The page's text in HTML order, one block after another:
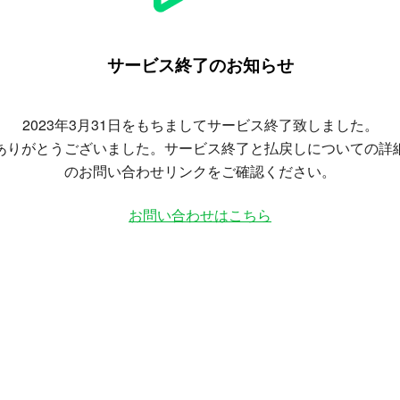
サービス終了のお知らせ
2023年3月31日をもちましてサービス終了致しました。
りがとうございました。サービス終了と払戻しについての詳
のお問い合わせリンクをご確認ください。
お問い合わせはこちら